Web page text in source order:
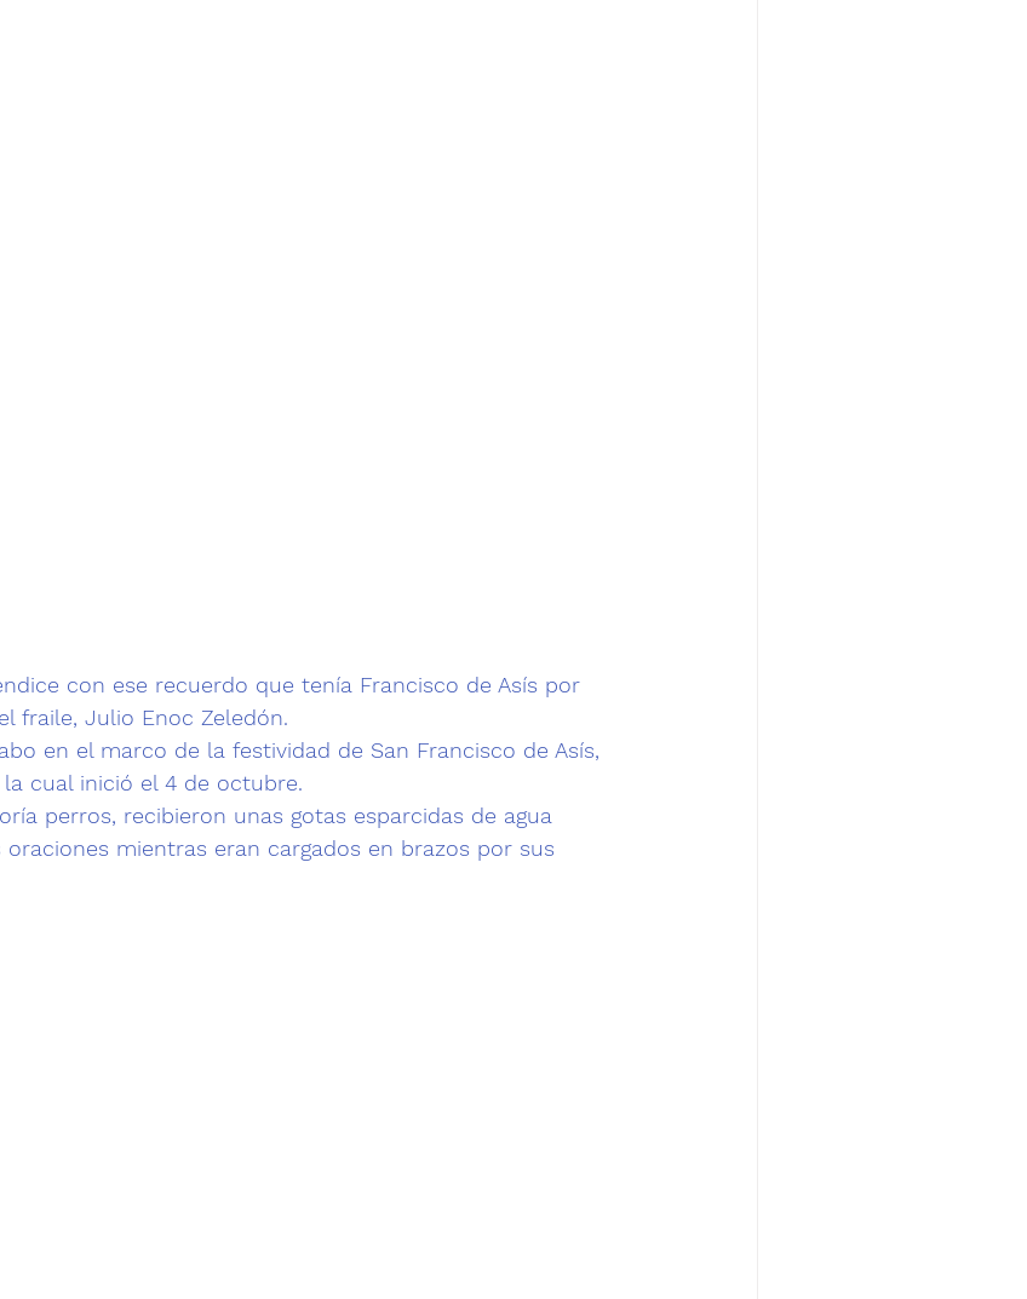
con ese recuerdo que tenía Francisco de Asís por
fraile, Julio Enoc Zeledón.
en el marco de la festividad de San Francisco de Asís,
cual inició el 4 de octubre.
perros, recibieron unas gotas esparcidas de agua
mientras eran cargados en brazos por sus